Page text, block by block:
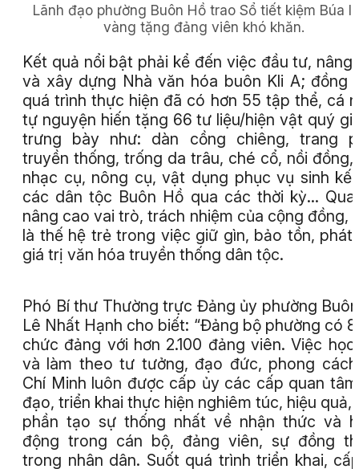
Lãnh đạo phường Buôn Hồ trao Sổ tiết kiệm Búa
vàng tặng đảng viên khó khăn.
Kết quả nổi bật phải kể đến việc đầu tư, nâng
và xây dựng Nhà văn hóa buôn Kli A; đồng
quá trình thực hiện đã có hơn 55 tập thể, cá
tự nguyện hiến tặng 66 tư liệu/hiện vật quý
trưng bày như: dàn cồng chiêng, trang
truyền thống, trống da trâu, ché cổ, nồi đồng,
nhạc cụ, nông cụ, vật dụng phục vụ sinh kế
các dân tộc Buôn Hồ qua các thời kỳ...
nâng cao vai trò, trách nhiệm của cộng đồng,
là thế hệ trẻ trong việc giữ gìn, bảo tồn, phát
giá trị văn hóa truyền thống dân tộc.
Phó Bí thư Thường trực Đảng ủy phường
Lê Nhất Hạnh cho biết: “Đảng bộ phường có
chức đảng với hơn 2.100 đảng viên. Việc
và làm theo tư tưởng, đạo đức, phong
Chí Minh luôn được cấp ủy các cấp quan
đạo, triển khai thực hiện nghiêm túc, hiệu quả,
phần tạo sự thống nhất về nhận thức và
động trong cán bộ, đảng viên, sự đồng
trong nhân dân. Suốt quá trình triển khai,